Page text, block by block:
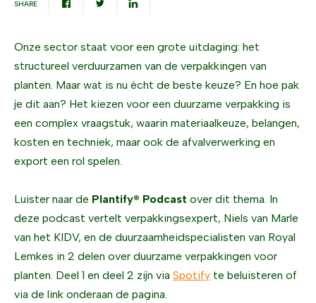
SHARE
Onze sector staat voor een grote uitdaging: het
structureel verduurzamen van de verpakkingen van
planten. Maar wat is nu écht de beste keuze? En hoe pak
je dit aan? Het kiezen voor een duurzame verpakking is
een complex vraagstuk, waarin materiaalkeuze, belangen,
kosten en techniek, maar ook de afvalverwerking en
export een rol spelen.
Luister naar de Plantify® Podcast over dit thema. In
deze podcast vertelt verpakkingsexpert, Niels van Marle
van het KIDV, en de duurzaamheidspecialisten van Royal
Lemkes in 2 delen over duurzame verpakkingen voor
planten. Deel 1 en deel 2 zijn via Spotify te beluisteren of
via de link onderaan de pagina.